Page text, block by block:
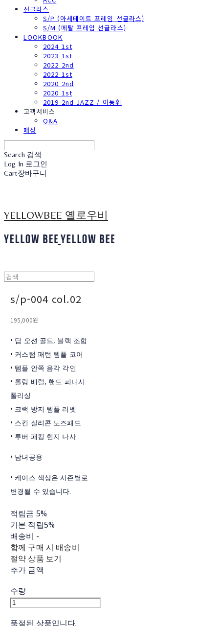
선글라스
S/P (아세테이트 프레임 선글라스)
S/M (메탈 프레임 선글라스)
LOOKBOOK
2024 1st
2023 1st
2022 2nd
2022 1st
2020 2nd
2020 1st
2019 2nd JAZZ / 이동휘
고객서비스
Q&A
매장
Search 검색
Log In 로그인
Cart장바구니
YELLOWBEE 옐로우비
s/p-004 col.02
195,000원
• 딥 오션 골드, 블랙 조합
• 커스텀 패턴 템플 코어
• 템플 안쪽 음각 각인
• 롤링 배럴, 핸드 피니시
폴리싱
• 크랙 방지 템플 리벳
• 스킨 실리콘 노즈패드
• 루버 패킹 힌지 나사
• 남녀공용
• 케이스 색상은 시즌별로
변경될 수 있습니다.
적립금 5%
기본 적립5%
배송비 -
함께 구매 시 배송비
절약 상품 보기
추가 금액
수량
품절된 상품입니다.